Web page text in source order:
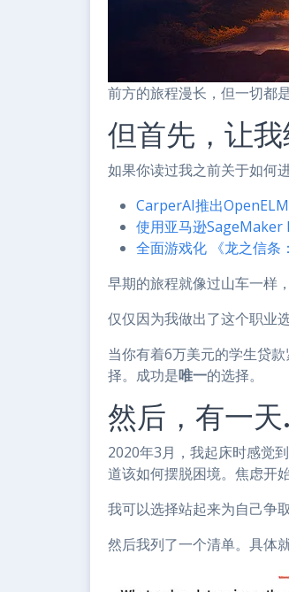
前方的旅程漫长，但一切都
但首先，让
如果你读过我之前关于如何
CarperAI推出
使用亚马逊SageMaker
全面游戏化 《龙之信条
早期的旅程就像过山车一样
仅仅因为我做出了这个职业
当你有着6万美元的学生贷
择。成功是唯一的选择。
然后，有一
2020年3月，我起床时感觉
道该如何摆脱困境。焦虑开
我可以选择站起来为自己争
然后我列了一个清单。具体